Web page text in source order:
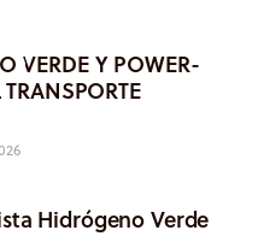
VERDE Y POWER-
Hidrógeno Verde